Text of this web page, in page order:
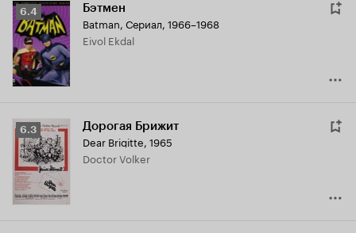
Рейтинг
Кинопоиска
6.4
6.4 Бэтмен
Batman, Сериал, 1966–1968
Eivol Ekdal
Рейтинг
Кинопоиска
6.3
6.3 Дорогая Брижит
Dear Brigitte, 1965
Doctor Volker